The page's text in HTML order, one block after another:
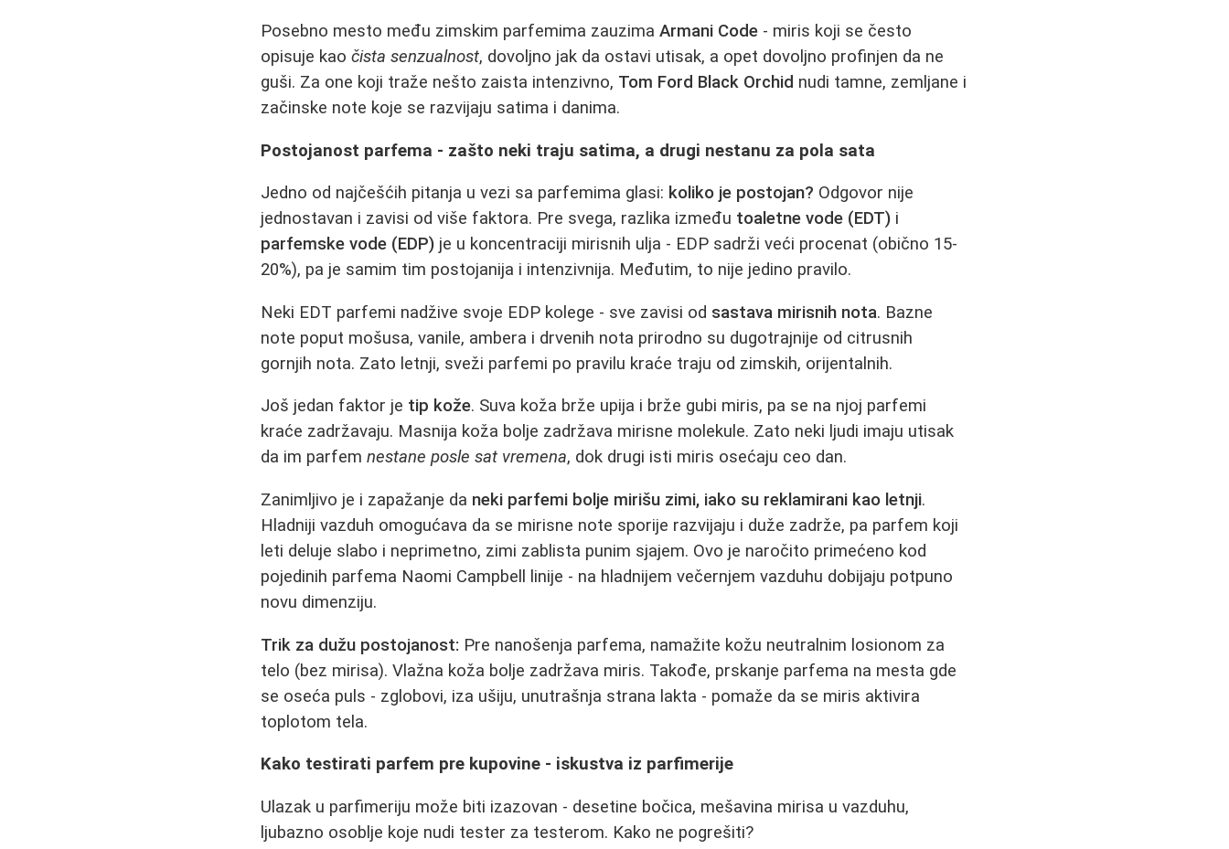
Posebno mesto među zimskim parfemima zauzimaArmani Code - miris koji se često
opisuje kaočista senzualnost, dovoljno jak da ostavi utisak, a opet dovoljno profinjen da ne
guši. Za one koji traže nešto zaista intenzivno, Tom Ford Black Orchid nudi tamne, zemljane i
začinske note koje se razvijaju satima i danima.
Postojanost parfema - zašto neki traju satima, a drugi nestanu za pola sata
Jedno od najčešćih pitanja u vezi sa parfemima glasi: koliko je postojan? Odgovor nije
jednostavan i zavisi od više faktora. Pre svega, razlika između toaletne vode (EDT) i
parfemske vode (EDP) je u koncentraciji mirisnih ulja - EDP sadrži veći procenat (obično 15-
20%), pa je samim tim postojanija i intenzivnija. Međutim, to nije jedino pravilo.
Neki EDT parfemi nadžive svoje EDP kolege - sve zavisi od sastava mirisnih nota. Bazne
note poput mošusa, vanile, ambera i drvenih nota prirodno su dugotrajnije od citrusnih
gornjih nota. Zato letnji, sveži parfemi po pravilu kraće traju od zimskih, orijentalnih.
Još jedan faktor je tip kože. Suva koža brže upija i brže gubi miris, pa se na njoj parfemi
kraće zadržavaju. Masnija koža bolje zadržava mirisne molekule. Zato neki ljudi imaju utisak
da im parfemnestane posle sat vremena, dok drugi isti miris osećaju ceo dan.
Zanimljivo je i zapažanje da neki parfemi bolje mirišu zimi, iako su reklamirani kao letnji.
Hladniji vazduh omogućava da se mirisne note sporije razvijaju i duže zadrže, pa parfem koji
leti deluje slabo i neprimetno, zimi zablista punim sjajem. Ovo je naročito primećeno kod
pojedinih parfema Naomi Campbell linije - na hladnijem večernjem vazduhu dobijaju potpuno
novu dimenziju.
Trik za dužu postojanost: Pre nanošenja parfema, namažite kožu neutralnim losionom za
telo (bez mirisa). Vlažna koža bolje zadržava miris. Takođe, prskanje parfema na mesta gde
se oseća puls - zglobovi, iza ušiju, unutrašnja strana lakta - pomaže da se miris aktivira
toplotom tela.
Kako testirati parfem pre kupovine - iskustva iz parfimerije
Ulazak u parfimeriju može biti izazovan - desetine bočica, mešavina mirisa u vazduhu,
ljubazno osoblje koje nudi tester za testerom. Kako ne pogrešiti?